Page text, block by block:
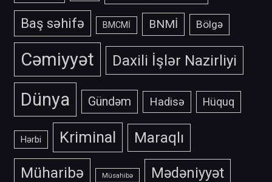
Baş səhifə BMCMİ BNMİ Bölgə
Cəmiyyət Daxili İşlər Nazirliyi
Dünya Gündəm Hadisə Hüquq
Hərbi Kriminal Maraqlı
Müharibə Müsahibə
Mədəniyyət